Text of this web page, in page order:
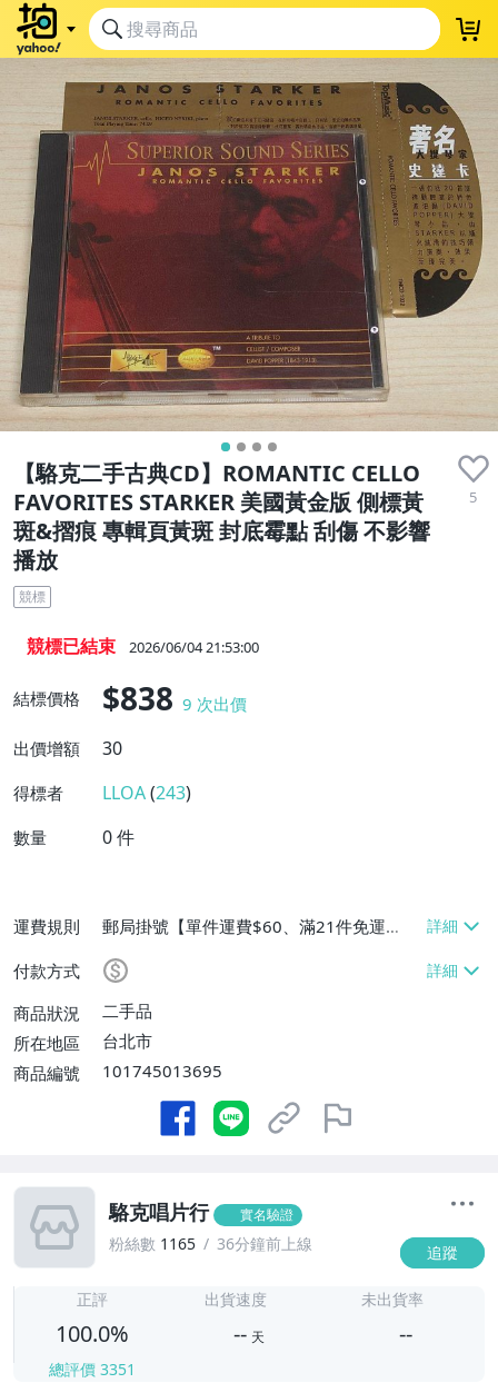
【駱克二手古典CD】ROMANTIC CELLO
FAVORITES STARKER 美國黃金版 側標黃
斑&摺痕 專輯頁黃斑 封底霉點 刮傷 不影響
播放
5
競標
競標已結束 2026/06/04 21:53:00
結標價格 $838 9 次出價
出價增額
30
得標者 LLOA(243)
數量 0件
運費規則
郵局掛號【單件運費$60、滿21件免運
費】、大型/超重物品運送【單件運費$80、
滿21件免運費】、面交/自取/不寄送【免運
費】、跨國寄送【單件運費$170、消費滿
$100000免運費】
付款方式
商品狀況
二手品
所在地區
台北市
商品編號
101745013695
駱克唱片行 實名驗證
粉絲數 1165 36分鐘前上線 追蹤
正評
100.0%
總評價 3351
出貨速度
-- 天
未出貨率
--